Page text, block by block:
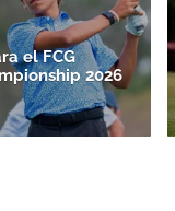
el FCG
2026